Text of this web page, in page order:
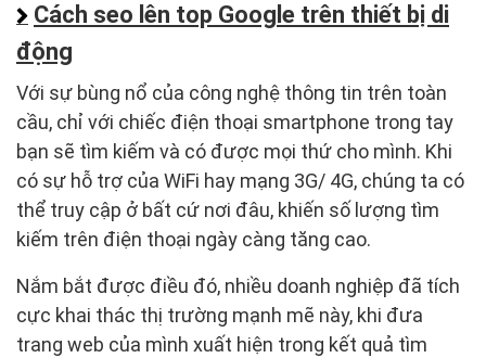
Cách seo lên top Google trên thiết bị di
động
Với sự bùng nổ của công nghệ thông tin trên toàn
cầu, chỉ với chiếc điện thoại smartphone trong tay
bạn sẽ tìm kiếm và có được mọi thứ cho mình. Khi
có sự hỗ trợ của WiFi hay mạng 3G/ 4G, chúng ta có
thể truy cập ở bất cứ nơi đâu, khiến số lượng tìm
kiếm trên điện thoại ngày càng tăng cao.
Nắm bắt được điều đó, nhiều doanh nghiệp đã tích
cực khai thác thị trường mạnh mẽ này, khi đưa
trang web của mình xuất hiện trong kết quả tìm